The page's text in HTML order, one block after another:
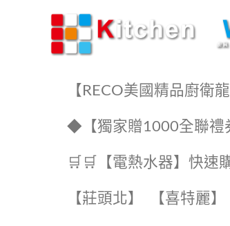
【RECO美國精品廚衛
◆【獨家贈1000全聯禮
🛒🛒【電熱水器】快速
【莊頭北】 【喜特麗】